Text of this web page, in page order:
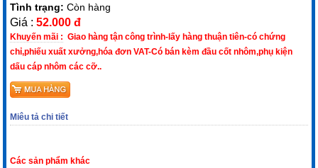
Tình trạng:Còn hàng
Giá :52.000 đ
Khuyến mãi : Giao hàng tận công trình-lấy hàng thuận tiên-có chứng
chỉ,phiếu xuất xưởng,hóa đơn VAT-Có bán kèm đầu cốt nhôm,phụ kiện
dấu cáp nhôm các cỡ..
Miêu tả chi tiết
Các sản phẩm khác